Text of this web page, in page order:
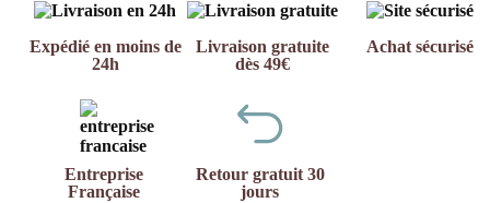
Expédié en moins de
24h
Livraison gratuite
dès 49€
Achat sécurisé
Entreprise
Française
Retour gratuit 30
jours